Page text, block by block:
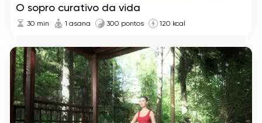
O sopro curativo da vida
30 min 1 asana 300 pontos 120 kcal